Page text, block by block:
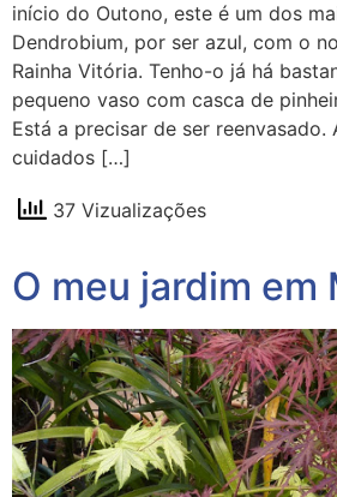
início do Outono, este é um dos
Dendrobium, por ser azul, com o
Rainha Vitória. Tenho-o já há
pequeno vaso com casca de
Está a precisar de ser reenvasado.
cuidados […]
37 Vizualizações
O meu jardim em